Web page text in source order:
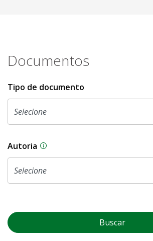
Documentos
Tipo de documento
Autoria As proposições legislativas
Buscar